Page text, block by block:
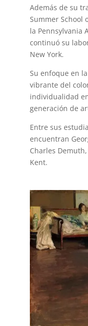
Además de su
Summer School
la Pennsylvania
continuó su
New York.
Su enfoque en
vibrante del
individualidad
generación de
Entre sus
encuentran
Charles
Kent.